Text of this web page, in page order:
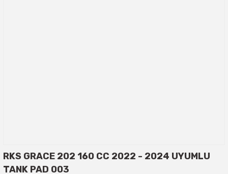
RKS GRACE 202 160 CC 2022 - 2024 UYUMLU
TANK PAD 003